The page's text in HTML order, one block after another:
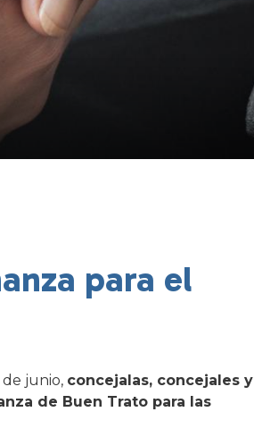
para el
de junio, concejalas, concejales y
de Buen Trato para las